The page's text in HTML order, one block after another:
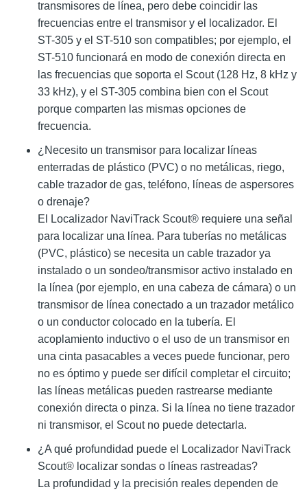
transmisores de línea, pero debe coincidir las
frecuencias entre el transmisor y el localizador. El
ST-305 y el ST-510 son compatibles; por ejemplo, el
ST-510 funcionará en modo de conexión directa en
las frecuencias que soporta el Scout (128 Hz, 8 kHz y
33 kHz), y el ST-305 combina bien con el Scout
porque comparten las mismas opciones de
frecuencia.
¿Necesito un transmisor para localizar líneas
enterradas de plástico (PVC) o no metálicas, riego,
cable trazador de gas, teléfono, líneas de aspersores
o drenaje?
El Localizador NaviTrack Scout® requiere una señal
para localizar una línea. Para tuberías no metálicas
(PVC, plástico) se necesita un cable trazador ya
instalado o un sondeo/transmisor activo instalado en
la línea (por ejemplo, en una cabeza de cámara) o un
transmisor de línea conectado a un trazador metálico
o un conductor colocado en la tubería. El
acoplamiento inductivo o el uso de un transmisor en
una cinta pasacables a veces puede funcionar, pero
no es óptimo y puede ser difícil completar el circuito;
las líneas metálicas pueden rastrearse mediante
conexión directa o pinza. Si la línea no tiene trazador
ni transmisor, el Scout no puede detectarla.
¿A qué profundidad puede el Localizador NaviTrack
Scout® localizar sondas o líneas rastreadas?
La profundidad y la precisión reales dependen de